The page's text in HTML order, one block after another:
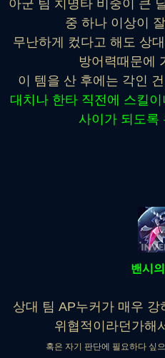
아군 팀 치명타 비중이 큰
중 하나 이상이
무난하게 컸다고 해도 상
방어력때문에
이 템을 산 후에는 각인
대치나 한타 직전에 스킬
사이가 되도록
밴시
상대 팀 AP누커가 매우
위협적이라던가해
혹은 자기 판단에 필요하다 싶